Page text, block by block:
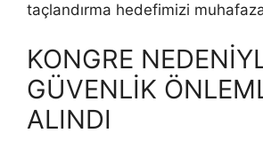
taçlandırma hedefimizi
KONGRE
GÜVENLİK
ALINDI